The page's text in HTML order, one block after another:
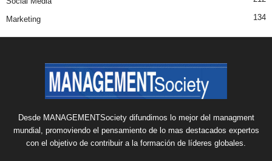
Marketing 134
Desde MANAGEMENTSociety difundimos lo mejor del managment
mundial, promoviendo el pensamiento de lo mas destacados expertos
con el objetivo de contribuir a la formación de líderes globales.